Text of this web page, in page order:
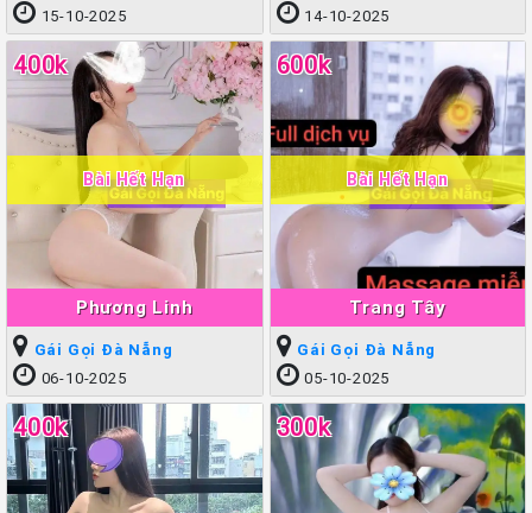
15-10-2025
14-10-2025
Phương Linh
400k
Bài Hết Hạn
Gái Gọi Đà Nẵng
06-10-2025
Trang Tây
600k
Bài Hết Hạn
Gái Gọi Đà Nẵng
05-10-2025
400k 300k